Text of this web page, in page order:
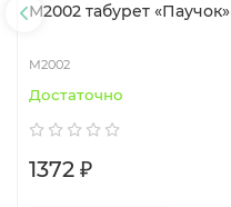
М2002 табурет «Паучок»
М2002
Достаточно
1372 ₽